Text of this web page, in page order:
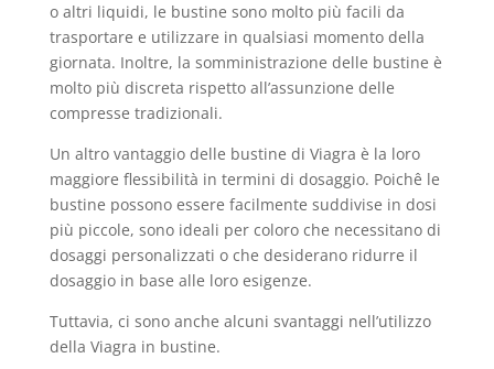
o altri liquidi, le bustine sono molto più facili da
trasportare e utilizzare in qualsiasi momento della
giornata. Inoltre, la somministrazione delle bustine è
molto più discreta rispetto all’assunzione delle
compresse tradizionali.
Un altro vantaggio delle bustine di Viagra è la loro
maggiore flessibilità in termini di dosaggio. Poichê le
bustine possono essere facilmente suddivise in dosi
più piccole, sono ideali per coloro che necessitano di
dosaggi personalizzati o che desiderano ridurre il
dosaggio in base alle loro esigenze.
Tuttavia, ci sono anche alcuni svantaggi nell’utilizzo
della Viagra in bustine.